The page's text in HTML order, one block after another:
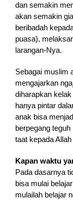
dan semakin
akan semakin
beribadah
puasa),
larangan-Nya.
Sebagai muslim
mengajarkan
diharapkan
hanya pintar
anak bisa
berpegang
taat kepada
Kapan waktu
Pada dasarnya
bisa mulai
mulailah belajar